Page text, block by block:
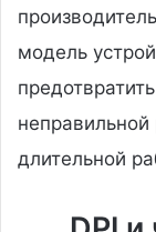
модель
длительной